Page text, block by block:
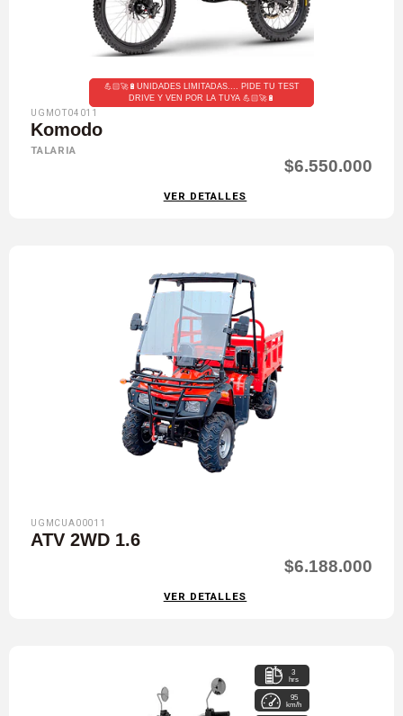
💪🏻🚀🔋UNIDADES LIMITADAS.... PIDE TU TEST
DRIVE Y VEN POR LA TUYA 💪🏻🚀🔋
UGMOT04011
Komodo
TALARIA
$6.550.000
VER DETALLES
UGMCUA00011
ATV 2WD 1.6
$6.188.000
VER DETALLES
3
hrs
95
km/h